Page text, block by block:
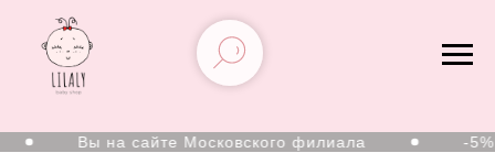
Вы на сайте Московского филиала -5%